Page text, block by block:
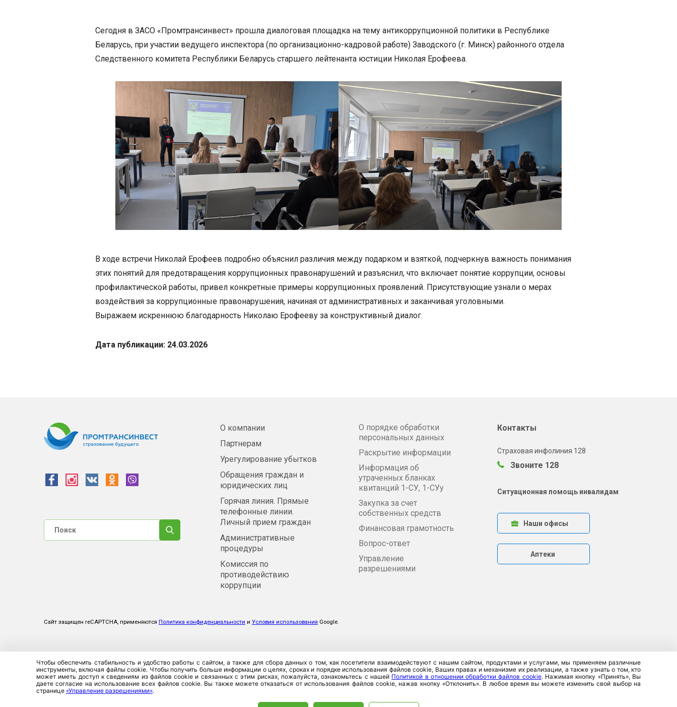
Сегодня в ЗАСО «Промтрансинвест» прошла диалоговая площадка на тему антикоррупционной политики в Республике
Беларусь, при участии ведущего инспектора (по организационно-кадровой работе) Заводского (г. Минск) районного отдела
Следственного комитета Республики Беларусь старшего лейтенанта юстиции Николая Ерофеева.
В ходе встречи Николай Ерофеев подробно объяснил различия между подарком и взяткой, подчеркнув важность понимания
этих понятий для предотвращения коррупционных правонарушений и разъяснил, что включает понятие коррупции, основы
профилактической работы, привел конкретные примеры коррупционных проявлений. Присутствующие узнали о мерах
воздействия за коррупционные правонарушения, начиная от административных и заканчивая уголовными.
Выражаем искреннюю благодарность Николаю Ерофееву за конструктивный диалог.
Дата публикации: 24.03.2026
О компании
Партнерам
Урегулирование убытков
Обращения граждан и
юридических лиц
Горячая линия. Прямые
телефонные линии.
Личный прием граждан
Административные
процедуры
Комиссия по
противодействию
коррупции
О порядке обработки
персональных данных
Раскрытие информации
Информация об
утраченных бланках
квитанций 1-СУ, 1-СУу
Закупка за счет
собственных средств
Финансовая грамотность
Вопрос-ответ
Управление
разрешениями
Контакты
Страховая инфолиния 128
Звоните 128
Ситуационная помощь инвалидам
Наши офисы
Аптеки
Сайт защищен reCAPTCHA, применяются Политика конфиденциальности и Условия использования Google.
©2026. ЗАСО «Промтрансинвест», 220026, Республика Беларусь, г. Минск, ул. Плеханова, 8. УНП 100357923
Чтобы обеспечить стабильность и удобство работы с сайтом, а также для сбора данных о том, как посетители взаимодействуют с нашим сайтом, продуктами и услугами, мы применяем различные
инструменты, включая файлы cookie. Чтобы получить больше информации о целях, сроках и порядке использования файлов cookie, Ваших правах и механизме их реализации, а также узнать о том, кто
может иметь доступ к сведениям из файлов cookie и связанных с этим рисках, пожалуйста, ознакомьтесь с нашей Политикой в отношении обработки файлов cookie. Нажимая кнопку «Принять», Вы
даете согласие на использование всех файлов cookie. Вы также можете отказаться от использования файлов cookie, нажав кнопку «Отклонить». В любое время вы можете изменить свой выбор на
странице «Управление разрешениями».